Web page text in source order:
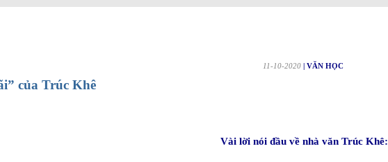
11-10-2020| VĂN HỌC
của Trúc Khê
Vài lời nói đầu về nhà văn Trúc Khê: